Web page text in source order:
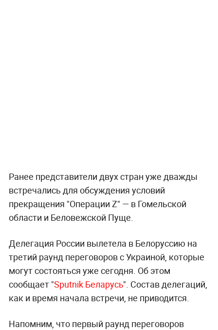
Ранее представители двух стран уже дважды
встречались для обсуждения условий
прекращения "Операции Z" — в Гомельской
области и Беловежской Пуще.
Делегация России вылетела в Белоруссию на
третий раунд переговоров с Украиной, которые
могут состояться уже сегодня. Об этом
сообщает "Sputnik Беларусь". Состав делегаций,
как и время начала встречи, не приводится.
Напомним, что первый раунд переговоров